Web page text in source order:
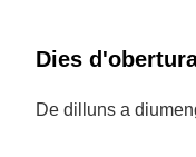
Dies
De dilluns a